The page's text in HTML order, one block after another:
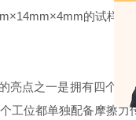
的试样
点之一是拥有四个独
工位都单独配备摩擦力